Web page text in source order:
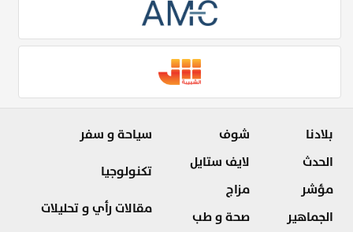
بلادنا
الحدث
مؤشر
الجماهير
شوف
لايف ستايل
مزاج
صحة و طب
سياحة و سفر
تكنولوجيا
مقالات رأي و تحليلات